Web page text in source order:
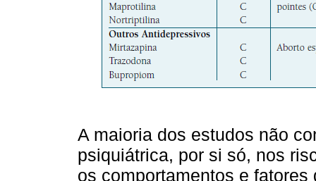
A maioria dos estudos não
psiquiátrica, por si só, nos
os comportamentos e